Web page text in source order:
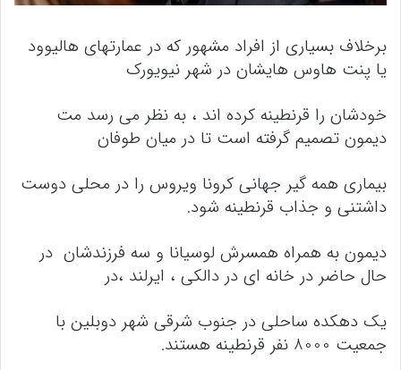
برخلاف بسیاری از افراد مشهور که در عمارتهای هالیوود
یا پنت هاوس هایشان در شهر نیویورک
خودشان را قرنطینه کرده اند ، به نظر می رسد مت
دیمون تصمیم گرفته است تا در میان طوفان
بیماری همه گیر جهانی کرونا ویروس را در محلی دوست
داشتنی و جذاب قرنطینه شود.
دیمون به همراه همسرش لوسیانا و سه فرزندشان در
حال حاضر در خانه ای در دالکی ، ایرلند ،در
یک دهکده ساحلی در جنوب شرقی شهر دوبلین با
جمعیت 8000 نفر قرنطینه هستند.